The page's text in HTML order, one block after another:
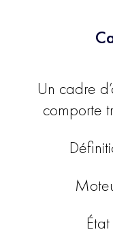
Un cadre
comporte